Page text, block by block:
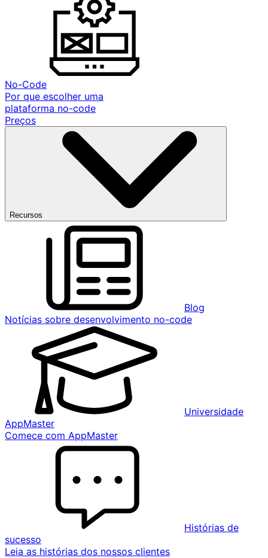
No-Code
Por que escolher uma
plataforma no-code
Preços
Recursos
Blog
Notícias sobre desenvolvimento no-code
Universidade
AppMaster
Comece com AppMaster
Histórias de
sucesso
Leia as histórias dos nossos clientes